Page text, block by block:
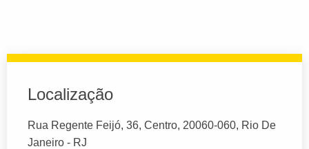
Localização
Rua Regente Feijó, 36, Centro, 20060-060, Rio De
Janeiro - RJ